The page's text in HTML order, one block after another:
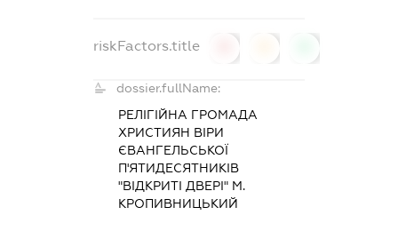
riskFactors.title
dossier.fullName:
РЕЛІГІЙНА ГРОМАДА
ХРИСТИЯН ВІРИ
ЄВАНГЕЛЬСЬКОЇ
П'ЯТИДЕСЯТНИКІВ
"ВІДКРИТІ ДВЕРІ" М.
КРОПИВНИЦЬКИЙ